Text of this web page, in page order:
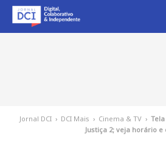
Jornal DCI › DCI Mais › Cinema & TV ›
Justiça 2; veja horário e